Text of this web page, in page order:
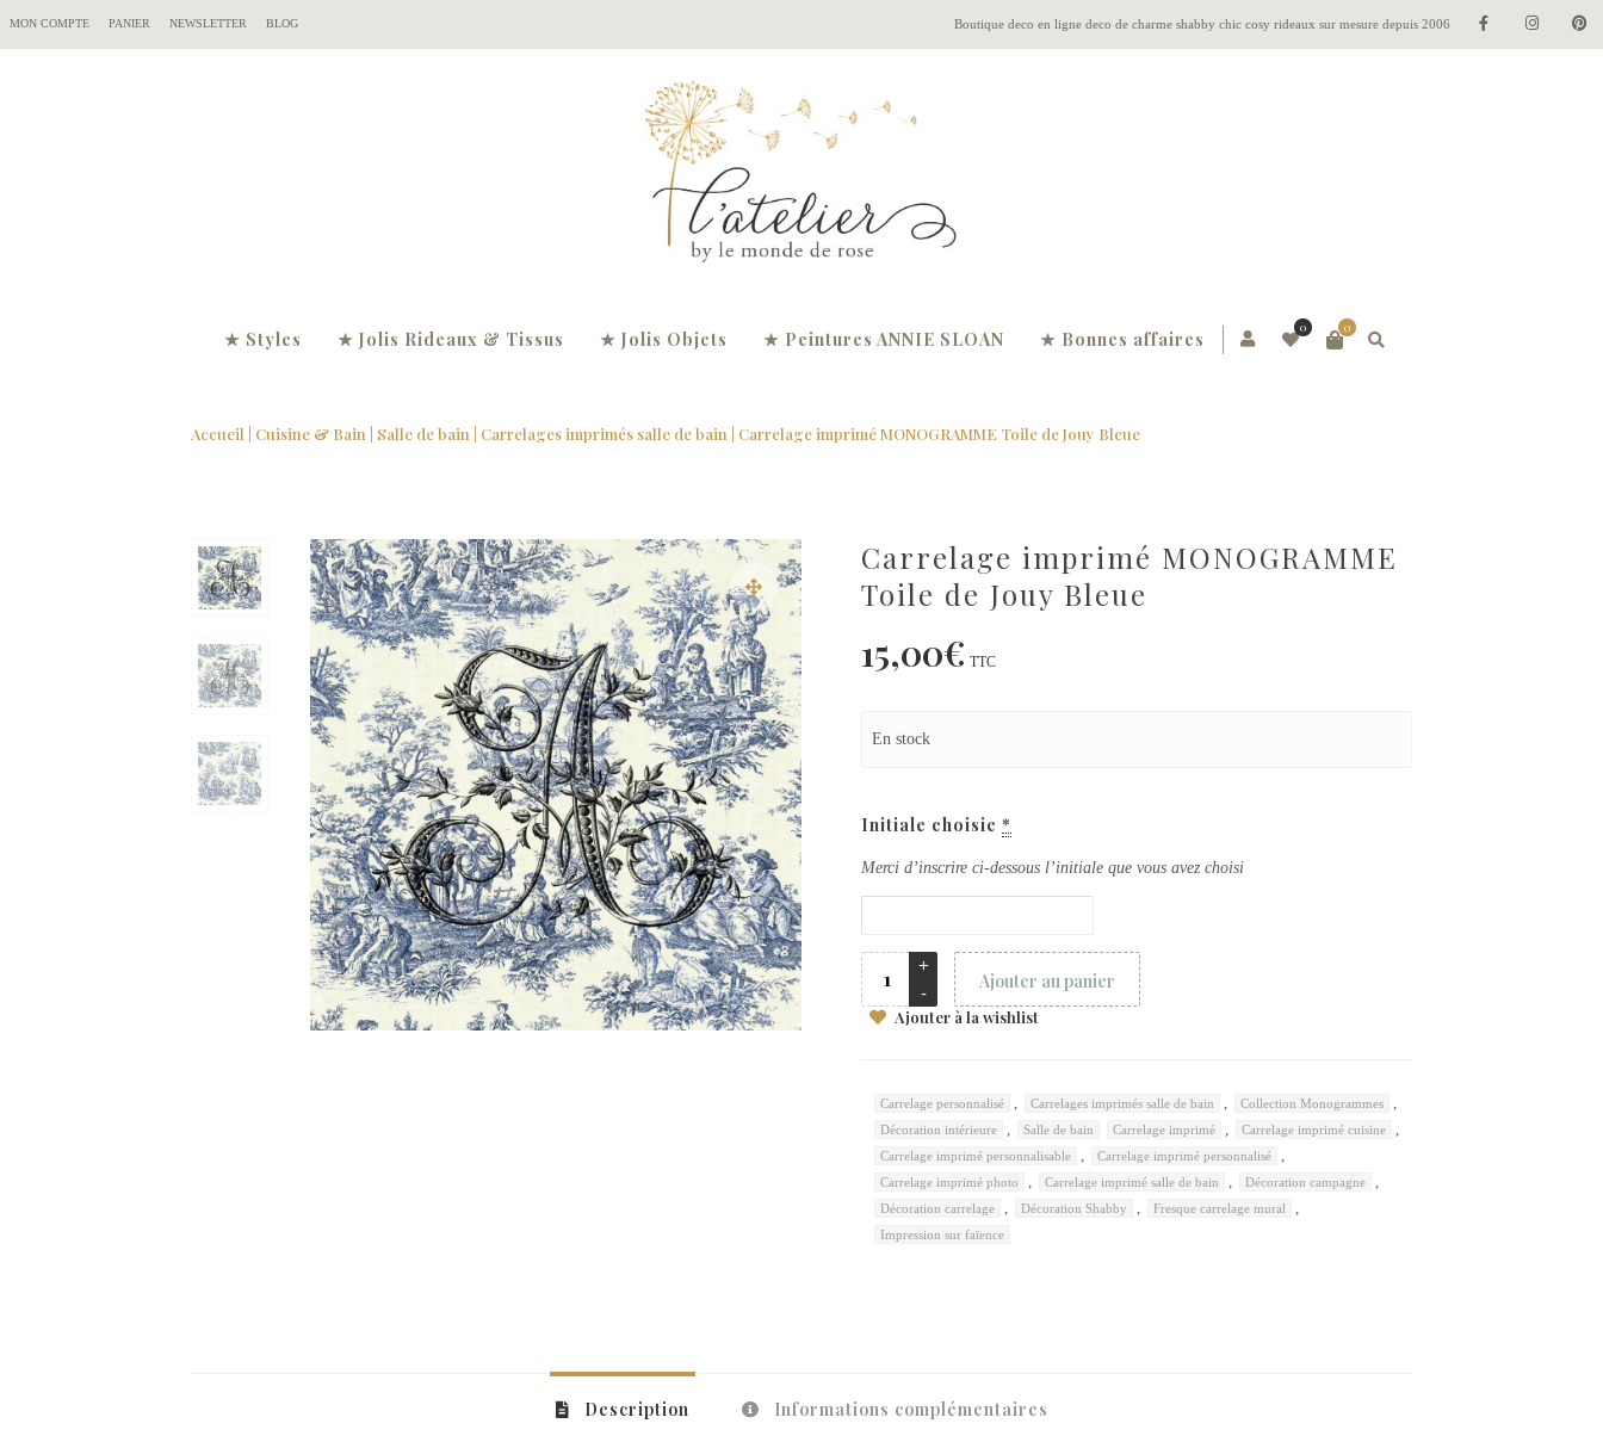
Boutique deco en ligne deco de charme shabby chic cosy rideaux sur mesure depuis 2006
MON COMPTE PANIER NEWSLETTER BLOG
0
0
★ Styles ★ Jolis Rideaux & Tissus ★ Jolis Objets ★ Peintures ANNIE SLOAN ★ Bonnes affaires
Accueil Cuisine & Bain Salle de bain Carrelages imprimés salle de bain | Carrelage imprimé MONOGRAMME Toile de Jouy Bleue
Carrelage imprimé MONOGRAMME
Toile de Jouy Bleue
15,00€ TTC
En stock
Initiale choisie *
Merci d’inscrire ci-dessous l’initiale que vous avez choisi
Ajouter au panier
Ajouter à la wishlist
Carrelage personnalisé Carrelages imprimés salle de bain Collection Monogrammes
Décoration intérieure Salle de bain Carrelage imprimé Carrelage imprimé cuisine
Carrelage imprimé personnalisable Carrelage imprimé personnalisé
Carrelage imprimé photo Carrelage imprimé salle de bain Décoration campagne
Décoration carrelage Décoration Shabby Fresque carrelage mural
Impression sur faïence
Description Informations complémentaires